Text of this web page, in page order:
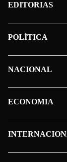
EDITORIAS
POLÍTICA
NACIONAL
ECONOMIA